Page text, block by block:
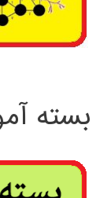
بسته